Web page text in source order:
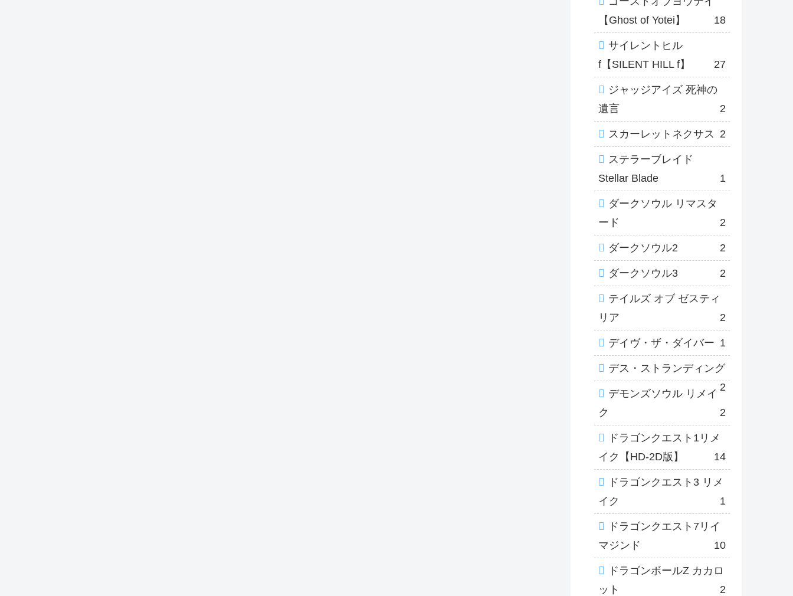
【Ghost of Yotei】
18
サイレントヒル
f【SILENT HILL f】
27
ジャッジアイズ 死神の
遺言
2
スカーレットネクサス 2
ステラーブレイド
Stellar Blade
1
ダークソウル リマスタ
ード
2
ダークソウル2 2
ダークソウル3 2
テイルズ オブ ゼスティ
リア
2
デイヴ・ザ・ダイバー 1
デス・ストランディング
2
デモンズソウル リメイ
ク
2
ドラゴンクエスト1リメ
イク【HD-2D版】
14
ドラゴンクエスト3 リメ
イク
1
ドラゴンクエスト7リイ
マジンド
10
ドラゴンボールZ カカロ
ット
2